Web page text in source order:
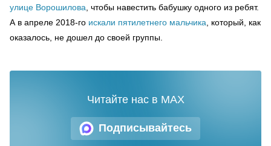
улице Ворошилова , чтобы навестить бабушку одного из ребят.
А в апреле 2018-го искали пятилетнего мальчика , который, как
оказалось, не дошел до своей группы.
Подписывайтесь
Читайте нас в MAX